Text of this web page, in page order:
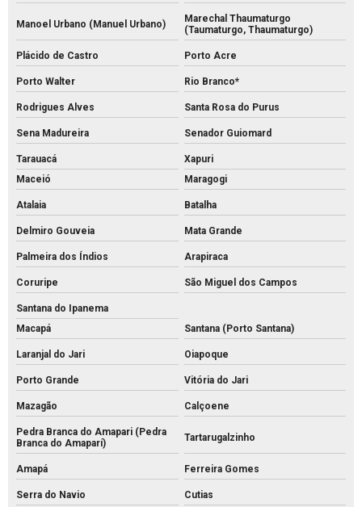
Manoel Urbano (Manuel Urbano)
Marechal Thaumaturgo
(Taumaturgo, Thaumaturgo)
Plácido de Castro Porto Acre
Porto Walter Rio Branco*
Rodrigues Alves Santa Rosa do Purus
Sena Madureira Senador Guiomard
Tarauacá
Xapuri
Maceió
Maragogi
Atalaia Batalha
Delmiro Gouveia Mata Grande
Palmeira dos Índios Arapiraca
Coruripe São Miguel dos Campos
Santana do Ipanema
Macapá
Santana (Porto Santana)
Laranjal do Jari Oiapoque
Porto Grande Vitória do Jari
Mazagão Calçoene
Pedra Branca do Amapari (Pedra
Branca do Amaparí)
Tartarugalzinho
Amapá Ferreira Gomes
Serra do Navio Cutias